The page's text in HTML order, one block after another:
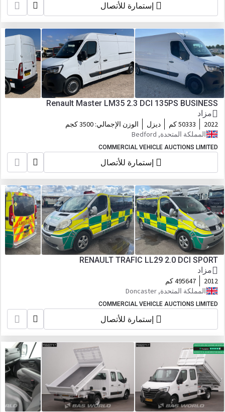
إستمارة للأتصال
Renault Master LM35 2.3 DCI 135PS BUSINESS
مزاد
2022 50333 كم ديزل الوزن الإجمالي: 3500 كجم
المملكة المتحدة, Bedford
COMMERCIAL VEHICLE AUCTIONS LIMITED
إستمارة للأتصال
RENAULT TRAFIC LL29 2.0 DCI SPORT
مزاد
2012
495647 كم
المملكة المتحدة, Doncaster
COMMERCIAL VEHICLE AUCTIONS LIMITED
إستمارة للأتصال